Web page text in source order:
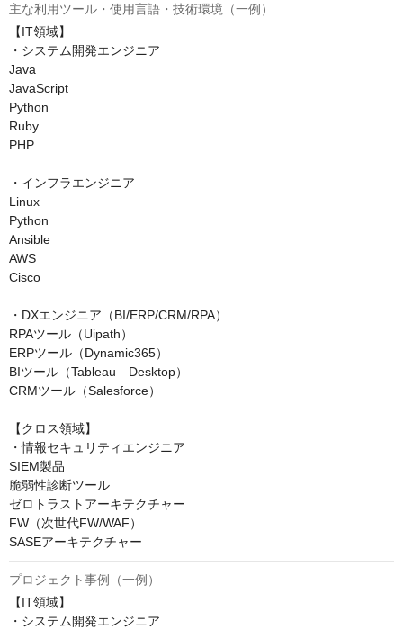
主な利用ツール・使用言語・技術環境（一例）
【IT領域】
・システム開発エンジニア
Java
JavaScript
Python
Ruby
PHP
・インフラエンジニア
Linux
Python
Ansible
AWS
Cisco
・DXエンジニア（BI/ERP/CRM/RPA）
RPAツール（Uipath）
ERPツール（Dynamic365）
BIツール（Tableau　Desktop）
CRMツール（Salesforce）
【クロス領域】
・情報セキュリティエンジニア
SIEM製品
脆弱性診断ツール
ゼロトラストアーキテクチャー
FW（次世代FW/WAF）
SASEアーキテクチャー
プロジェクト事例（一例）
【IT領域】
・システム開発エンジニア